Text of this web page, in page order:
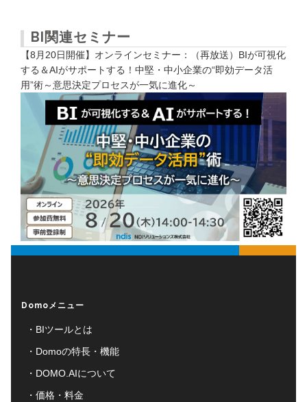
BI関連セミナー
【8月20日開催】オンラインセミナー：（再放送）BIが可視化
する＆AIがサポートする！中堅・中小企業の“即効データ活
用”術～意思決定プロセスが一気に進化～
Domoメニュー
BIツールとは
Domoの特長・機能
DOMO.AIについて
価格・料金